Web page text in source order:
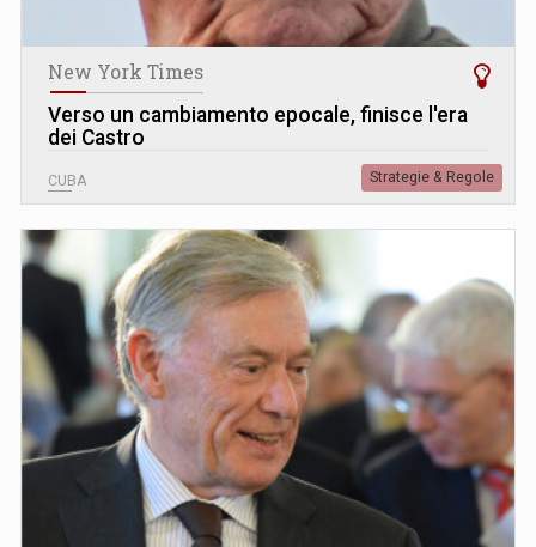
New York Times
Verso un cambiamento epocale, finisce l'era
dei Castro
CUBA Strategie & Regole